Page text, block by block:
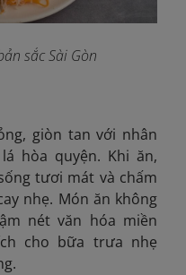
sắc Sài Gòn
giòn tan với nhân
hòa quyện. Khi ăn,
tươi mát và chấm
nhẹ. Món ăn không
nét văn hóa miền
cho bữa trưa nhẹ